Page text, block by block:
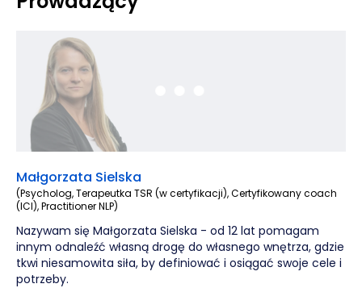
Małgorzata Sielska
(Psycholog, Terapeutka TSR (w certyfikacji), Certyfikowany coach
(ICI), Practitioner NLP)
Nazywam się Małgorzata Sielska - od 12 lat pomagam
innym odnaleźć własną drogę do własnego wnętrza, gdzie
tkwi niesamowita siła, by definiować i osiągać swoje cele i
potrzeby.